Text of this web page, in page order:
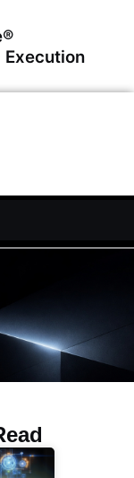
Execution